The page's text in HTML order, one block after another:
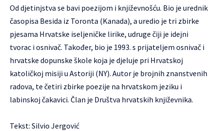
Od djetinjstva se bavi poezijom i književnošću. Bio je urednik
časopisa Besida iz Toronta (Kanada), a uredio je tri zbirke
pjesama Hrvatske iseljeničke lirike, udruge čiji je idejni
tvorac i osnivač. Također, bio je 1993. s prijateljem osnivač i
hrvatske dopunske škole koja je djeluje pri Hrvatskoj
katoličkoj misiji u Astoriji (NY). Autor je brojnih znanstvenih
radova, te četiri zbirke poezije na hrvatskom jeziku i
labinskoj čakavici. Član je Društva hrvatskih književnika.
Tekst: Silvio Jergović